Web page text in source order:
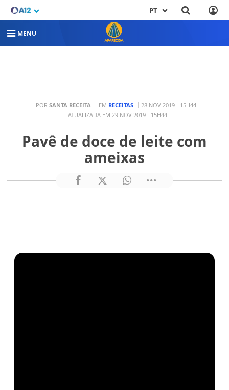
PT
MENU
POR SANTA RECEITA EM RECEITAS
28 NOV 2019 - 15H44
ATUALIZADA EM 29 NOV 2019 - 15H44
Pavê de doce de leite com
ameixas